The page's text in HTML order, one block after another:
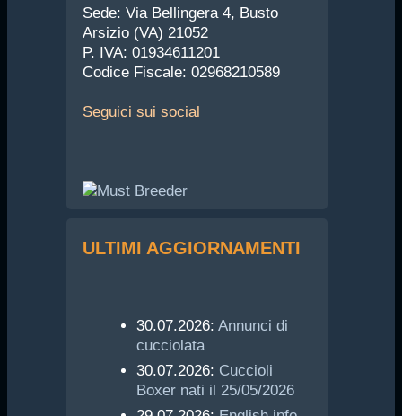
Sede: Via Bellingera 4, Busto
Arsizio (VA) 21052
P. IVA: 01934611201
Codice Fiscale: 02968210589
Seguici sui social
ULTIMI AGGIORNAMENTI
30.07.2026: Annunci di
cucciolata
30.07.2026: Cuccioli
Boxer nati il 25/05/2026